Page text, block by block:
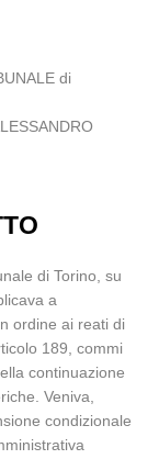
di
di Torino, su
a
ordine ai reati di
189, commi
continuazione
Veniva,
condizionale